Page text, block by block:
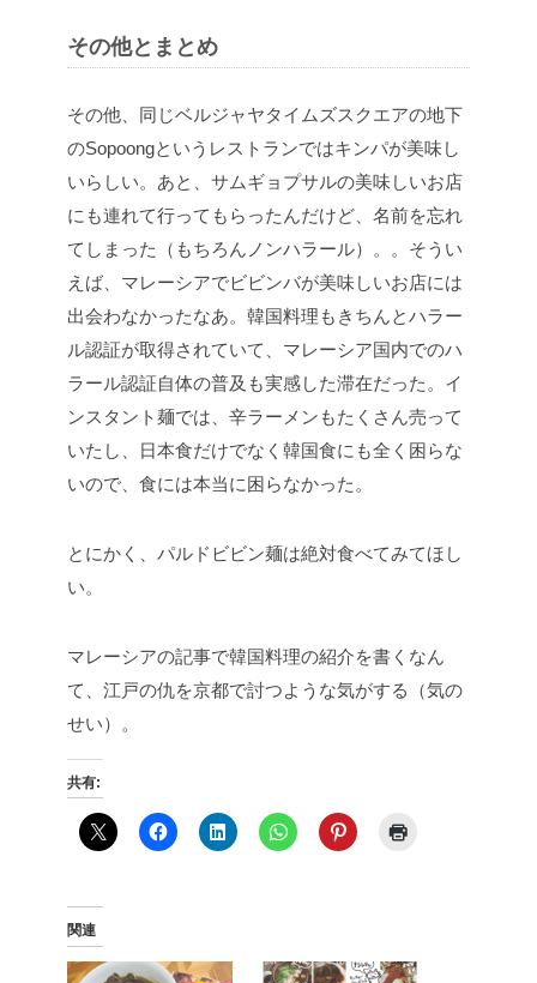
その他とまとめ
その他、同じベルジャヤタイムズスクエアの地下
のSopoongというレストランではキンパが美味し
いらしい。あと、サムギョプサルの美味しいお店
にも連れて行ってもらったんだけど、名前を忘れ
てしまった（もちろんノンハラール）。。そうい
えば、マレーシアでビビンバが美味しいお店には
出会わなかったなあ。韓国料理もきちんとハラー
ル認証が取得されていて、マレーシア国内でのハ
ラール認証自体の普及も実感した滞在だった。イ
ンスタント麺では、辛ラーメンもたくさん売って
いたし、日本食だけでなく韓国食にも全く困らな
いので、食には本当に困らなかった。
とにかく、パルドビビン麺は絶対食べてみてほし
い。
マレーシアの記事で韓国料理の紹介を書くなん
て、江戸の仇を京都で討つような気がする（気の
せい）。
共有:
関連